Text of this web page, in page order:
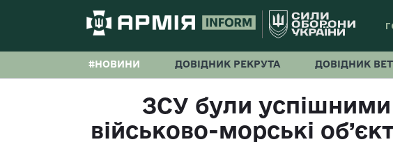
#НОВИНИ ДОВІДНИК РЕКРУТА ДОВІДНИК
ЗСУ були успішними
військово-морські